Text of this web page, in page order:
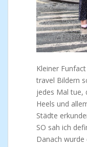
Kleiner
travel Bildern
jedes Mal tue,
Heels und
Städte
SO sah ich
Danach wurde